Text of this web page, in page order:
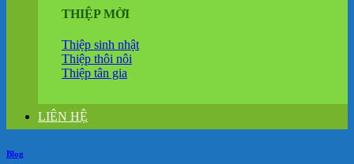
THIỆP MỜI
Thiệp sinh nhật
Thiệp thôi nôi
Thiệp tân gia
LIÊN HỆ
Blog